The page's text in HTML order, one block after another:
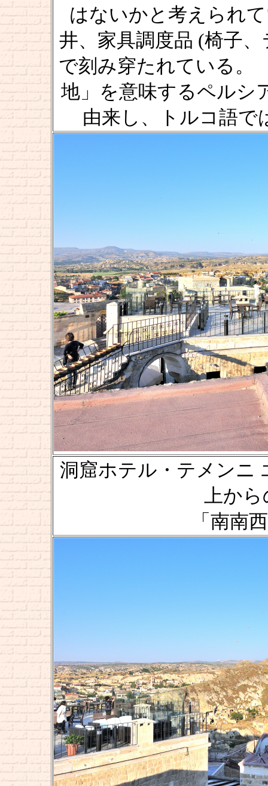
はないかと考えられ
井、家具調度品 (椅子
で刻み穿たれている
地」を意味するペルシ
由来し、トルコ語で
洞窟ホテル・テメンニ
上から
「南南